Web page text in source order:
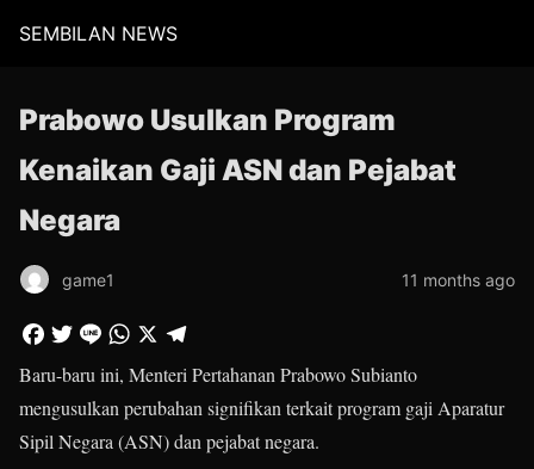
SEMBILAN NEWS
Prabowo Usulkan Program
Kenaikan Gaji ASN dan Pejabat
Negara
game1 11 months ago
Baru-baru ini, Menteri Pertahanan Prabowo Subianto
mengusulkan perubahan signifikan terkait program gaji Aparatur
Sipil Negara (ASN) dan pejabat negara.